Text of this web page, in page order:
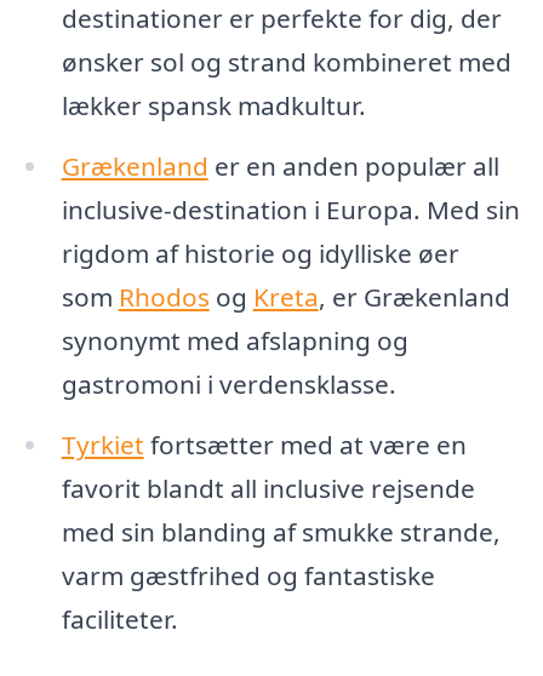
destinationer er perfekte for dig, der
ønsker sol og strand kombineret med
lækker spansk madkultur.
Grækenland er en anden populær all
inclusive-destination i Europa. Med sin
rigdom af historie og idylliske øer
som Rhodos og Kreta, er Grækenland
synonymt med afslapning og
gastromoni i verdensklasse.
Tyrkiet fortsætter med at være en
favorit blandt all inclusive rejsende
med sin blanding af smukke strande,
varm gæstfrihed og fantastiske
faciliteter.